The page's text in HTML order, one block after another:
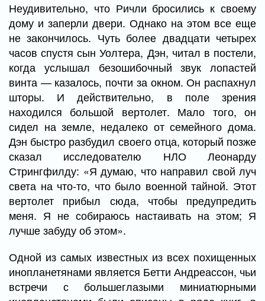
Неудивительно, что Ричли бросились к своему
дому и заперли двери. Однако на этом все еще
не закончилось. Чуть более двадцати четырех
часов спустя сын Уолтера, Дэн, читал в постели,
когда услышал безошибочный звук лопастей
винта — казалось, почти за окном. Он распахнул
шторы. И действительно, в поле зрения
находился большой вертолет. Мало того, он
сидел на земле, недалеко от семейного дома.
Дэн быстро разбудил своего отца, который позже
сказал исследователю НЛО Леонарду
Стрингфилду: «Я думаю, что направил свой луч
света на что-то, что было военной тайной. Этот
вертолет прибыл сюда, чтобы предупредить
меня. Я не собираюсь настаивать на этом; Я
лучше забуду об этом».
Одной из самых известных из всех похищенных
инопланетянами является Бетти Андреассон, чьи
встречи с большеглазыми миниатюрными